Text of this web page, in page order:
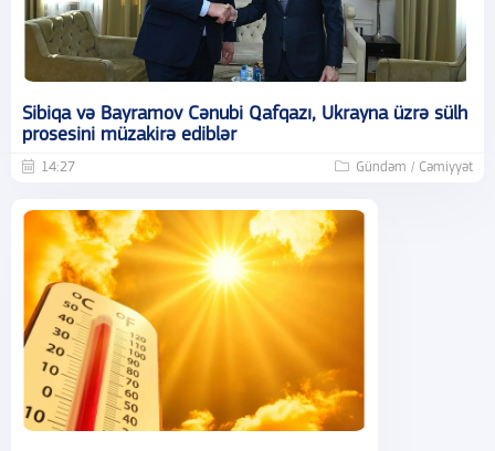
Sibiqa və Bayramov Cənubi Qafqazı, Ukrayna üzrə sülh
prosesini müzakirə ediblər
14:27 Gündəm / Cəmiyyət